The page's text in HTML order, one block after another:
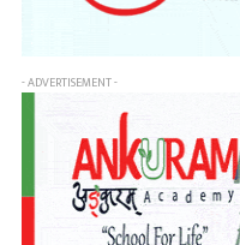
- ADVERTISEMENT -